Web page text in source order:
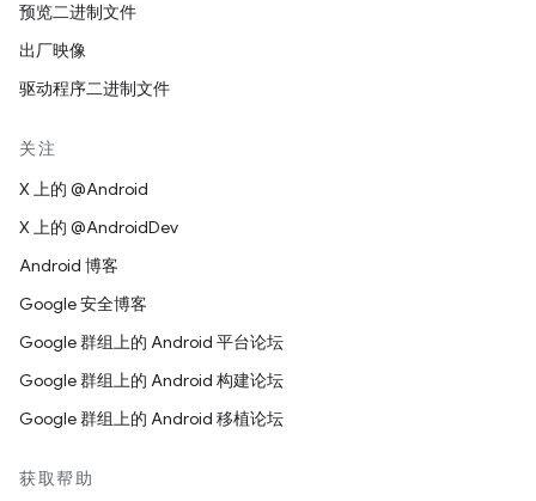
预览二进制文件
出厂映像
驱动程序二进制文件
关注
X 上的 @Android
X 上的 @AndroidDev
Android 博客
Google 安全博客
Google 群组上的 Android 平台论坛
Google 群组上的 Android 构建论坛
Google 群组上的 Android 移植论坛
获取帮助